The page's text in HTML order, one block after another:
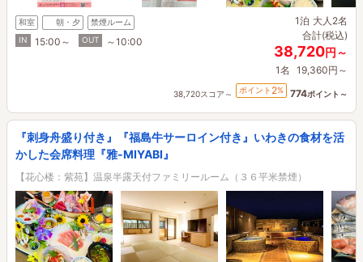
和室 朝・夕
禁煙ルーム
IN
15:00～ OUT ～10:00
1泊 大人2名
合計(税込)
38,720円～
1名 19,360円～
38,720スコア～ ポイント 2% 774ポイント～
『刺身舟盛り付き』『福島牛サーロイン付き』いわきの食材を活
かした会席料理『雅-MIYABI』
【花心楼：紫苑】温泉半露天付ファミリールーム（３６平米禁煙）